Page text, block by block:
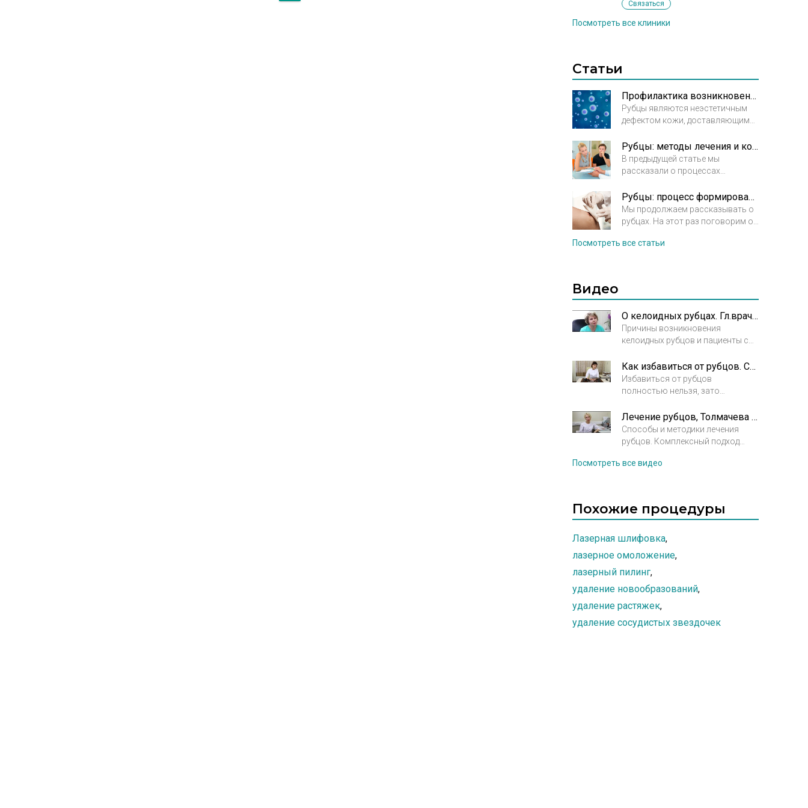
Связаться
Посмотреть все клиники
Статьи
Профилактика возникновения рубцов
Рубцы являются неэстетичным
дефектом кожи, доставляющими
психологический, но и
физический дискомфорт. В
большинстве случаев их можно
механизм заживления
повреждений кожи и причины
возникновения рубцов.
Рубцы: методы лечения и коррекции
В предыдущей статье мы
рассказали о процессах
предупреждении его деформации.
Сегодня обсудим методы лечения
и коррекции.Вид лечения или
врачом в зависимости от типа и
Рубцы: процесс формирования и заживления. Предупреждение деформации
Мы продолжаем рассказывать о
рубцах. На этот раз поговорим о
заживления рубца и посоветуем,
нарушение целостного покрова.
Посмотреть все статьи
Видео
О келоидных рубцах. Гл.врач Николаева-Федорова Анжелика Владимировна
Причины возникновения
келоидных рубцов и пациенты со
возникновению. Современные
способы борьбы с келоидными
рубцами.
Как избавиться от рубцов. Сахарова Анна Сергеевна. Косметолог. Дерматовенеролог
Избавиться от рубцов
полностью нельзя, зато
мягче. Интервью с врачом-
дерматовенерологом Сахаровой
Анной Сергеевной.
Лечение рубцов, Толмачева Юлия Александровна
Способы и методики лечения
рубцов. Комплексный подход
методом лечения рубцов.
Посмотреть все видео
Похожие процедуры
Лазерная шлифовка,
лазерное омоложение,
лазерный пилинг,
удаление новообразований,
удаление растяжек,
удаление сосудистых звездочек